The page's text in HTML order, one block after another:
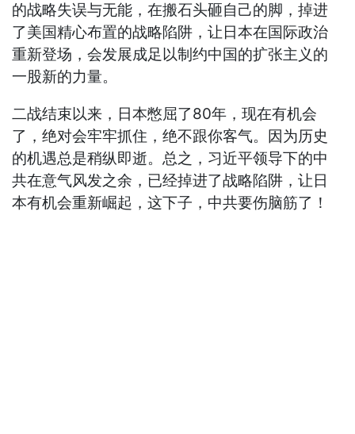
的战略失误与无能，在搬石头砸自己的脚，掉进
了美国精心布置的战略陷阱，让日本在国际政治
重新登场，会发展成足以制约中国的扩张主义的
一股新的力量。
二战结束以来，日本憋屈了80年，现在有机会
了，绝对会牢牢抓住，绝不跟你客气。因为历史
的机遇总是稍纵即逝。总之，习近平领导下的中
共在意气风发之余，已经掉进了战略陷阱，让日
本有机会重新崛起，这下子，中共要伤脑筋了！